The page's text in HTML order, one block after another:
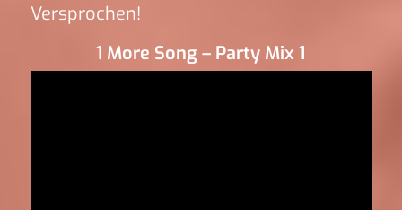
Versprochen!
1 More Song – Party Mix 1